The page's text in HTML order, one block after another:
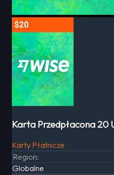
Karta Przedpłacona 20
Karty Płatnicze
Region:
Globalne